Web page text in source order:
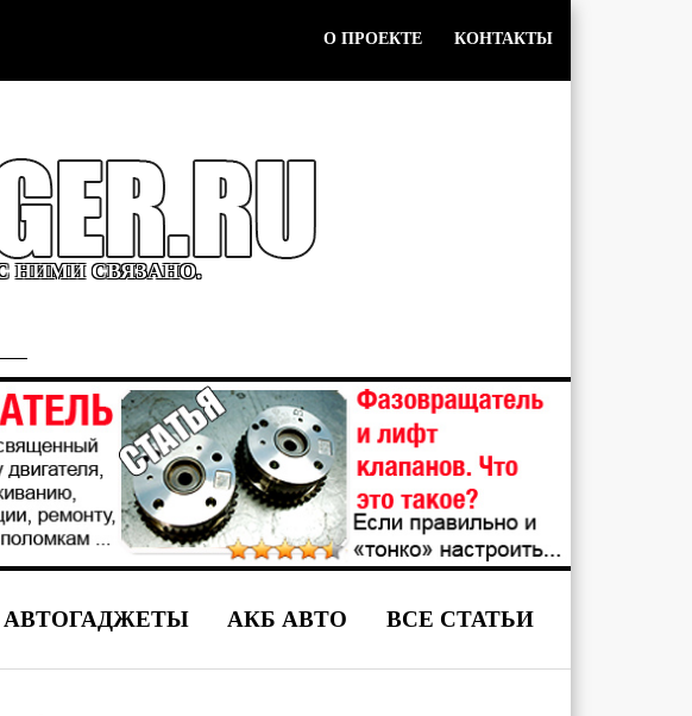
О ПРОЕКТЕ КОНТАКТЫ
НИМИ СВЯЗАНО.
АВТОГАДЖЕТЫ АКБ АВТО ВСЕ СТАТЬИ